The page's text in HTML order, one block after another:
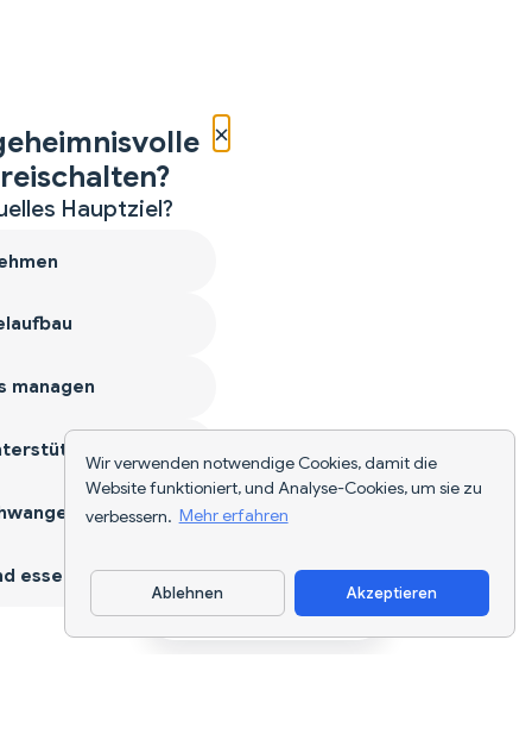
Wir verwenden notwendige Cookies, damit die
Website funktioniert, und Analyse-Cookies, um sie zu
verbessern. Mehr erfahren
Ablehnen Akzeptieren
App herunterladen
×
Hauptziel?
managen
essen